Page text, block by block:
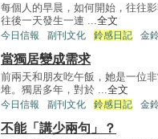
每個人的早晨，如何開始，往往
往後一天發生一連 ...全文
今日信報 副刊文化 鈴感日記 金
當獨居變成需求
前兩天和朋友吃午飯，她是一位
堆。獨居多年，對於 ...全文
今日信報 副刊文化 鈴感日記 金
不能「講少兩句」？